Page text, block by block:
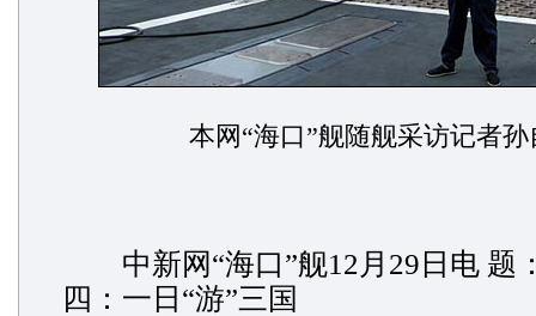
本网“海口”舰随舰采访记者
中新网“海口”舰12月29日电 题
四：一日“游”三国